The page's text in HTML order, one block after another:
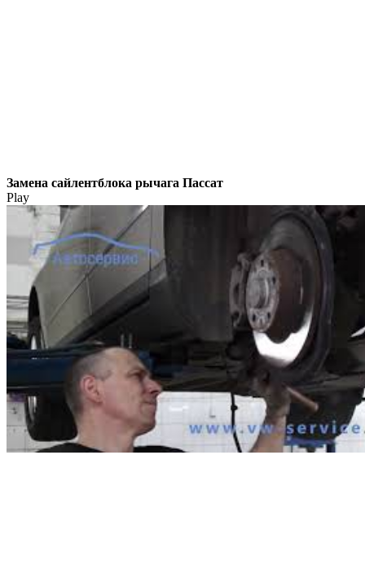
Замена сайлентблока рычага Пассат
Play